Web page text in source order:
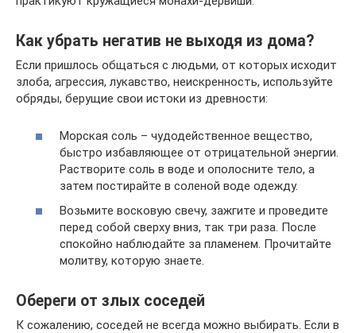
Как убрать негатив не выходя из дома?
Если пришлось общаться с людьми, от которых исходит
злоба, агрессия, лукавство, неискренность, используйте
обряды, берущие свои истоки из древности:
Морская соль – чудодейственное вещество,
быстро избавляющее от отрицательной энергии.
Растворите соль в воде и ополосните тело, а
затем постирайте в соленой воде одежду.
Возьмите восковую свечу, зажгите и проведите
перед собой сверху вниз, так три раза. После
спокойно наблюдайте за пламенем. Прочитайте
молитву, которую знаете.
Обереги от злых соседей
К сожалению, соседей не всегда можно выбирать. Если в